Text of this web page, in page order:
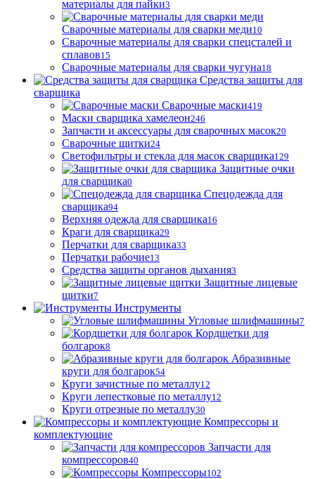
материалы для пайки3
Сварочные материалы для сварки меди10
Сварочные материалы для сварки спецсталей и
сплавов15
Сварочные материалы для сварки чугуна18
Средства защиты для
сварщика
Сварочные маски419
Маски сварщика хамелеон246
Запчасти и аксессуары для сварочных масок20
Сварочные щитки24
Светофильтры и стекла для масок сварщика129
Защитные очки
для сварщика0
Спецодежда для
сварщика94
Верхняя одежда для сварщика16
Краги для сварщика29
Перчатки для сварщика33
Перчатки рабочие13
Средства защиты органов дыхания3
Защитные лицевые
щитки7
Инструменты
Угловые шлифмашины7
Кордщетки для
болгарок8
Абразивные
круги для болгарок54
Круги зачистные по металлу12
Круги лепестковые по металлу12
Круги отрезные по металлу30
Компрессоры и
комплектующие
Запчасти для
компрессоров40
Компрессоры102